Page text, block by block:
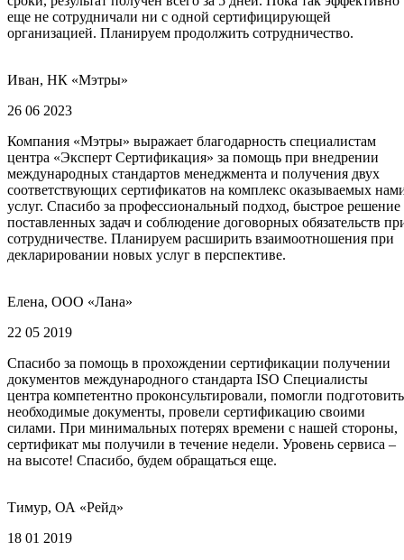
еще не сотрудничали ни с одной сертифицирующей
организацией. Планируем продолжить сотрудничество.
Иван, НК «Мэтры»
26 06 2023
Компания «Мэтры» выражает благодарность специалистам
центра «Эксперт Сертификация» за помощь при внедрении
международных стандартов менеджмента и получения двух
соответствующих сертификатов на комплекс оказываемых
услуг. Спасибо за профессиональный подход, быстрое решение
поставленных задач и соблюдение договорных обязательств
сотрудничестве. Планируем расширить взаимоотношения при
декларировании новых услуг в перспективе.
Елена, ООО «Лана»
22 05 2019
Спасибо за помощь в прохождении сертификации получении
документов международного стандарта ISO Специалисты
центра компетентно проконсультировали, помогли подготовить
необходимые документы, провели сертификацию своими
силами. При минимальных потерях времени с нашей стороны,
сертификат мы получили в течение недели. Уровень сервиса –
на высоте! Спасибо, будем обращаться еще.
Тимур, ОА «Рейд»
18 01 2019